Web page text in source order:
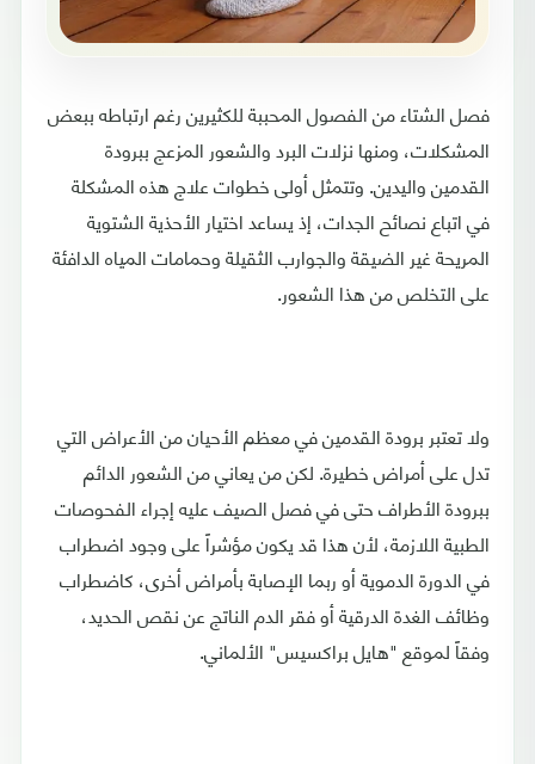
فصل الشتاء من الفصول المحببة للكثيرين رغم ارتباطه ببعض
المشكلات، ومنها نزلات البرد والشعور المزعج ببرودة
القدمين واليدين. وتتمثل أولى خطوات علاج هذه المشكلة
في اتباع نصائح الجدات، إذ يساعد اختيار الأحذية الشتوية
المريحة غير الضيقة والجوارب الثقيلة وحمامات المياه الدافئة
على التخلص من هذا الشعور.
ولا تعتبر برودة القدمين في معظم الأحيان من الأعراض التي
تدل على أمراض خطيرة. لكن من يعاني من الشعور الدائم
ببرودة الأطراف حتى في فصل الصيف عليه إجراء الفحوصات
الطبية اللازمة، لأن هذا قد يكون مؤشراً على وجود اضطراب
في الدورة الدموية أو ربما الإصابة بأمراض أخرى، كاضطراب
وظائف الغدة الدرقية أو فقر الدم الناتج عن نقص الحديد،
وفقاً لموقع "هايل براكسيس" الألماني.